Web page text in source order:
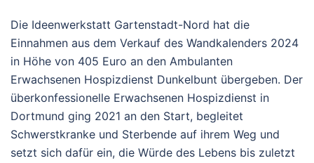
Die Ideenwerkstatt Gartenstadt-Nord hat die
Einnahmen aus dem Verkauf des Wandkalenders 2024
in Höhe von 405 Euro an den Ambulanten
Erwachsenen Hospizdienst Dunkelbunt übergeben. Der
überkonfessionelle Erwachsenen Hospizdienst in
Dortmund ging 2021 an den Start, begleitet
Schwerstkranke und Sterbende auf ihrem Weg und
setzt sich dafür ein, die Würde des Lebens bis zuletzt